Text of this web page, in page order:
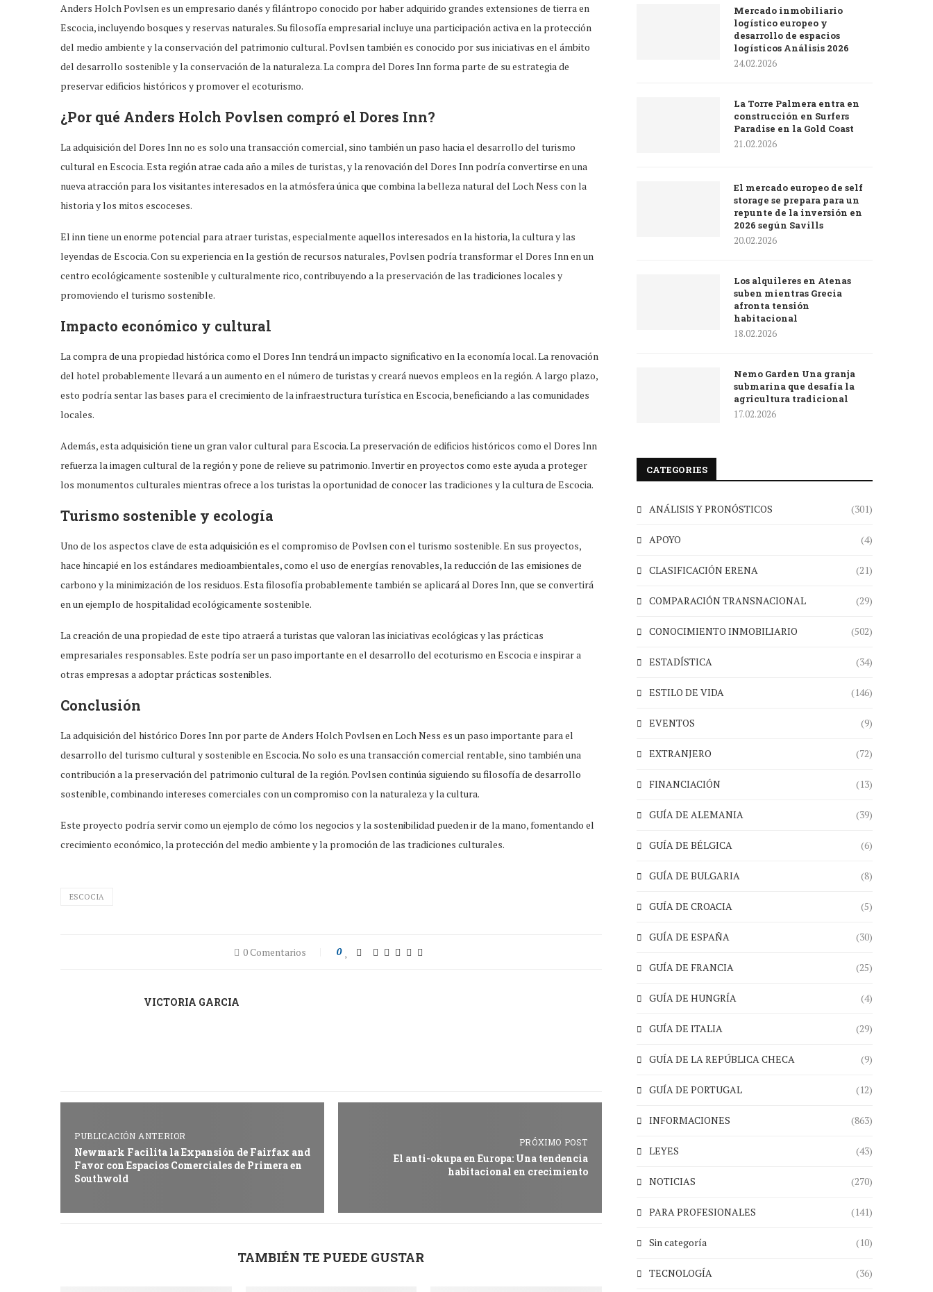
Anders Holch Povlsen es un empresario danés y filántropo conocido por haber adquirido grandes extensiones de tierra en
Escocia, incluyendo bosques y reservas naturales. Su filosofía empresarial incluye una participación activa en la protección
del medio ambiente y la conservación del patrimonio cultural. Povlsen también es conocido por sus iniciativas en el ámbito
del desarrollo sostenible y la conservación de la naturaleza. La compra del Dores Inn forma parte de su estrategia de
preservar edificios históricos y promover el ecoturismo.
¿Por qué Anders Holch Povlsen compró el Dores Inn?
La adquisición del Dores Inn no es solo una transacción comercial, sino también un paso hacia el desarrollo del turismo
cultural en Escocia. Esta región atrae cada año a miles de turistas, y la renovación del Dores Inn podría convertirse en una
nueva atracción para los visitantes interesados en la atmósfera única que combina la belleza natural del Loch Ness con la
historia y los mitos escoceses.
El inn tiene un enorme potencial para atraer turistas, especialmente aquellos interesados en la historia, la cultura y las
leyendas de Escocia. Con su experiencia en la gestión de recursos naturales, Povlsen podría transformar el Dores Inn en un
centro ecológicamente sostenible y culturalmente rico, contribuyendo a la preservación de las tradiciones locales y
promoviendo el turismo sostenible.
Impacto económico y cultural
La compra de una propiedad histórica como el Dores Inn tendrá un impacto significativo en la economía local. La renovación
del hotel probablemente llevará a un aumento en el número de turistas y creará nuevos empleos en la región. A largo plazo,
esto podría sentar las bases para el crecimiento de la infraestructura turística en Escocia, beneficiando a las comunidades
locales.
Además, esta adquisición tiene un gran valor cultural para Escocia. La preservación de edificios históricos como el Dores Inn
refuerza la imagen cultural de la región y pone de relieve su patrimonio. Invertir en proyectos como este ayuda a proteger
los monumentos culturales mientras ofrece a los turistas la oportunidad de conocer las tradiciones y la cultura de Escocia.
Turismo sostenible y ecología
Uno de los aspectos clave de esta adquisición es el compromiso de Povlsen con el turismo sostenible. En sus proyectos,
hace hincapié en los estándares medioambientales, como el uso de energías renovables, la reducción de las emisiones de
carbono y la minimización de los residuos. Esta filosofía probablemente también se aplicará al Dores Inn, que se convertirá
en un ejemplo de hospitalidad ecológicamente sostenible.
La creación de una propiedad de este tipo atraerá a turistas que valoran las iniciativas ecológicas y las prácticas
empresariales responsables. Este podría ser un paso importante en el desarrollo del ecoturismo en Escocia e inspirar a
otras empresas a adoptar prácticas sostenibles.
Conclusión
La adquisición del histórico Dores Inn por parte de Anders Holch Povlsen en Loch Ness es un paso importante para el
desarrollo del turismo cultural y sostenible en Escocia. No solo es una transacción comercial rentable, sino también una
contribución a la preservación del patrimonio cultural de la región. Povlsen continúa siguiendo su filosofía de desarrollo
sostenible, combinando intereses comerciales con un compromiso con la naturaleza y la cultura.
Este proyecto podría servir como un ejemplo de cómo los negocios y la sostenibilidad pueden ir de la mano, fomentando el
crecimiento económico, la protección del medio ambiente y la promoción de las tradiciones culturales.
ESCOCIA
0 Comentarios 0
VICTORIA GARCIA
PUBLICACIÓN ANTERIOR
Newmark Facilita la Expansión de Fairfax and
Favor con Espacios Comerciales de Primera en
Southwold
PRÓXIMO POST
El anti-okupa en Europa: Una tendencia
habitacional en crecimiento
TAMBIÉN TE PUEDE GUSTAR
Mercado inmobiliario
logístico europeo y
desarrollo de espacios
logísticos Análisis 2026
24.02.2026
La Torre Palmera entra en
construcción en Surfers
Paradise en la Gold Coast
21.02.2026
El mercado europeo de self
storage se prepara para un
repunte de la inversión en
2026 según Savills
20.02.2026
Los alquileres en Atenas
suben mientras Grecia
afronta tensión
habitacional
18.02.2026
Nemo Garden Una granja
submarina que desafía la
agricultura tradicional
17.02.2026
CATEGORIES
ANÁLISIS Y PRONÓSTICOS (301)
APOYO (4)
CLASIFICACIÓN ERENA (21)
COMPARACIÓN TRANSNACIONAL (29)
CONOCIMIENTO INMOBILIARIO (502)
ESTADÍSTICA (34)
ESTILO DE VIDA (146)
EVENTOS (9)
EXTRANJERO (72)
FINANCIACIÓN (13)
GUÍA DE ALEMANIA (39)
GUÍA DE BÉLGICA (6)
GUÍA DE BULGARIA (8)
GUÍA DE CROACIA (5)
GUÍA DE ESPAÑA (30)
GUÍA DE FRANCIA (25)
GUÍA DE HUNGRÍA (4)
GUÍA DE ITALIA (29)
GUÍA DE LA REPÚBLICA CHECA (9)
GUÍA DE PORTUGAL (12)
INFORMACIONES (863)
LEYES (43)
NOTICIAS (270)
PARA PROFESIONALES (141)
Sin categoría (10)
TECNOLOGÍA (36)